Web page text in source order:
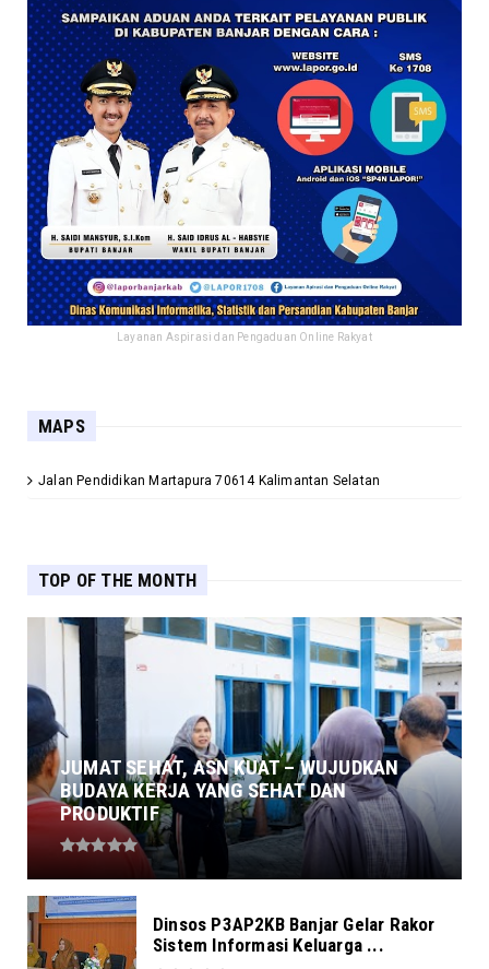
Layanan Aspirasi dan Pengaduan Online Rakyat
MAPS
Jalan Pendidikan Martapura 70614 Kalimantan Selatan
TOP OF THE MONTH
JUMAT SEHAT, ASN KUAT – WUJUDKAN
BUDAYA KERJA YANG SEHAT DAN
PRODUKTIF
Dinsos P3AP2KB Banjar Gelar Rakor
Sistem Informasi Keluarga ...